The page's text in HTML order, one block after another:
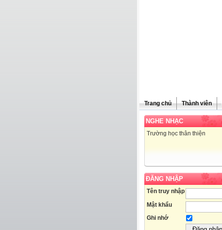
Trang chủ Thành viên
NGHE NHẠC
Trường học thân thiện
ĐĂNG NHẬP
Tên truy nhập
Mật khẩu
Ghi nhớ